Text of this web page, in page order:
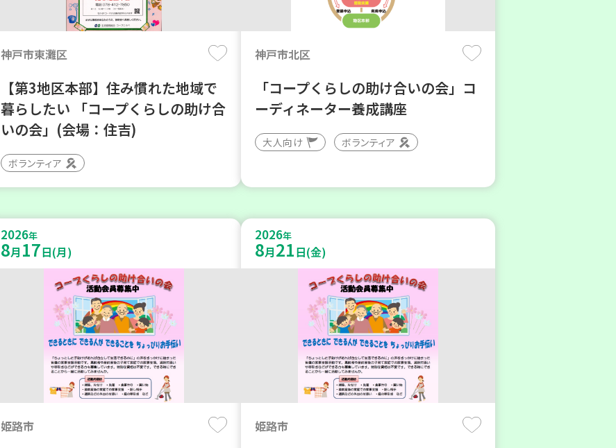
神戸市東灘区
【第3地区本部】住み慣れた地域で
暮らしたい 「コープくらしの助け合
いの会」(会場：住吉)
ボランティア
神戸市北区
「コープくらしの助け合いの会」コ
ーディネーター養成講座
大人向け ボランティア
2026年
8月 17日(月)
姫路市
2026年
8月21日(金)
姫路市